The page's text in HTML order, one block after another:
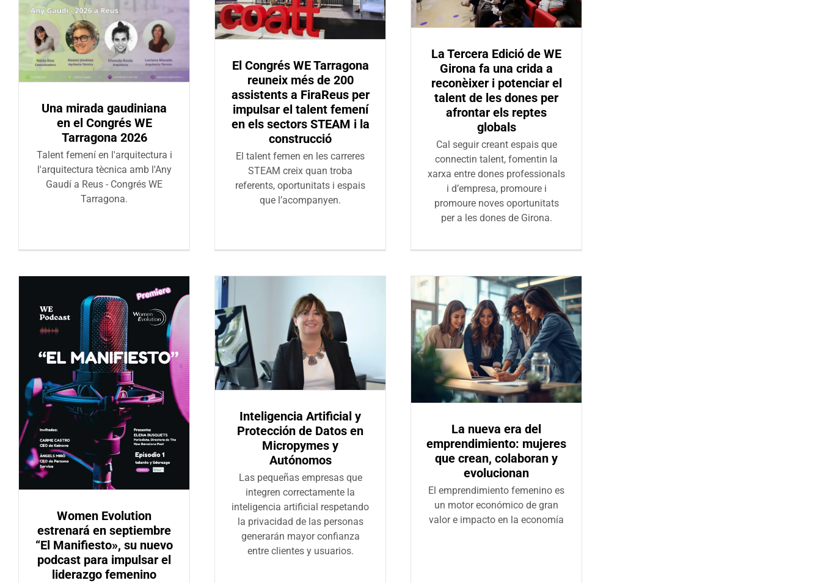
Una mirada gaudiniana
en el Congrés WE
Tarragona 2026
Talent femení en l'arquitectura i
l'arquitectura tècnica amb l'Any
Gaudí a Reus - Congrés WE
Tarragona.
El Congrés WE Tarragona
reuneix més de 200
assistents a FiraReus per
impulsar el talent femení
en els sectors STEAM i la
construcció
El talent femen en les carreres
STEAM creix quan troba
referents, oportunitats i espais
que l’acompanyen.
La Tercera Edició de WE
Girona fa una crida a
reconèixer i potenciar el
talent de les dones per
afrontar els reptes
globals
Cal seguir creant espais que
connectin talent, fomentin la
xarxa entre dones professionals
i d’empresa, promoure i
promoure noves oportunitats
per a les dones de Girona.
Women Evolution
estrenará en septiembre
“El Manifiesto», su nuevo
podcast para impulsar el
liderazgo femenino
Inteligencia Artificial y
Protección de Datos en
Micropymes y
Autónomos
Las pequeñas empresas que
integren correctamente la
inteligencia artificial respetando
la privacidad de las personas
generarán mayor confianza
entre clientes y usuarios.
La nueva era del
emprendimiento: mujeres
que crean, colaboran y
evolucionan
El emprendimiento femenino es
un motor económico de gran
valor e impacto en la economía